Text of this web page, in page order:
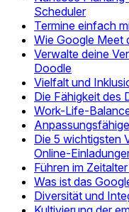
Scheduler
Termine einfach
Wie Google Meet
Verwalte deine
Doodle
Vielfalt und
Die Fähigkeit des
Work-Life-
Die 5 wichtigsten
Online-
Führen im
Was ist das
Diversität und